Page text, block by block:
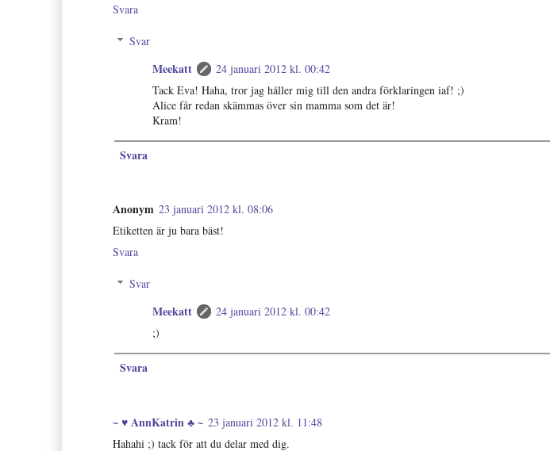
Svara
Svar
Meekatt
24 januari 2012 kl. 00:42
Tack Eva! Haha, tror jag håller mig till den andra förklaringen iaf! ;)
Alice får redan skämmas över sin mamma som det är!
Kram!
Svara
Anonym 23 januari 2012 kl. 08:06
Etiketten är ju bara bäst!
Svara
Svar
Meekatt
24 januari 2012 kl. 00:42
;)
Svara
~ ♥ AnnKatrin ♣ ~ 23 januari 2012 kl. 11:48
Hahahi ;) tack för att du delar med dig.